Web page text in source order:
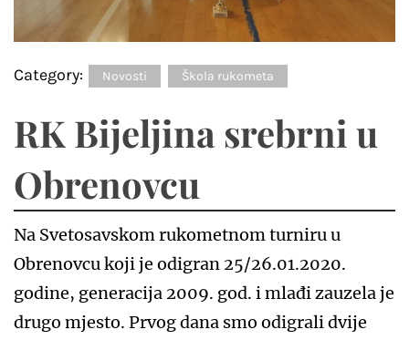
Category: Novosti Škola rukometa
RK Bijeljina srebrni u
Obrenovcu
Na Svetosavskom rukometnom turniru u
Obrenovcu koji je odigran 25/26.01.2020.
godine, generacija 2009. god. i mlađi zauzela je
drugo mjesto. Prvog dana smo odigrali dvije